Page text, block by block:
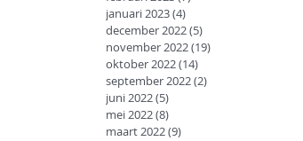
januari 2023(4)
december 2022(5)
november 2022(19)
oktober 2022(14)
september 2022(2)
juni 2022(5)
mei 2022(8)
maart 2022(9)